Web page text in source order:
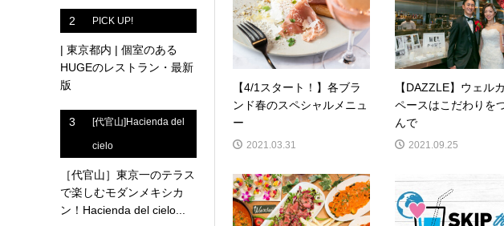
【4/1スタート！】各ブラ
ンド春のスペシャルメニュ
ー
2021.03.31
【DAZZLE】ウェル
ペースはこだわりを
んで
2021.09.25
2 PICK UP!
| 東京都内 | 個室のある
HUGEのレストラン・最新
版
3 [代官山]Hacienda del
cielo
［代官山］東京一のテラス
で楽しむモダンメキシカ
ン！Hacienda del cielo...